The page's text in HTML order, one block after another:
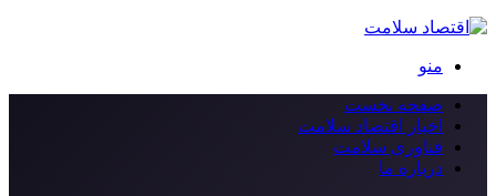
منو
صفحه نخست
اخبار اقتصاد سلامت
فناوری سلامت
درباره ما